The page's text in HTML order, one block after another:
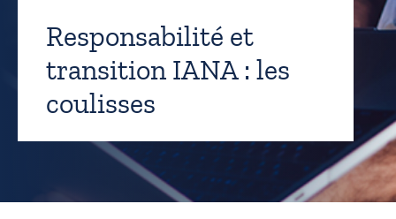
Responsabilité et
transition IANA : les
coulisses